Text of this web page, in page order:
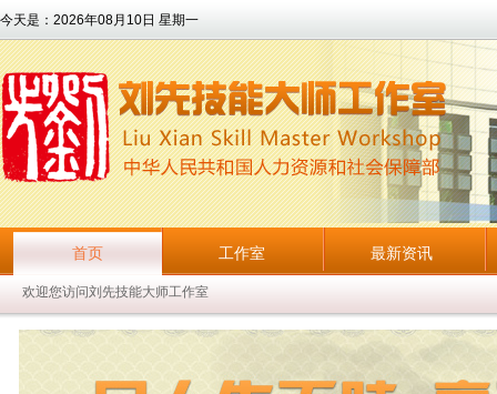
今天是： 2026年08月10日 星期一
首页
欢迎您访问刘先技能大师工作室
工作室 最新资讯